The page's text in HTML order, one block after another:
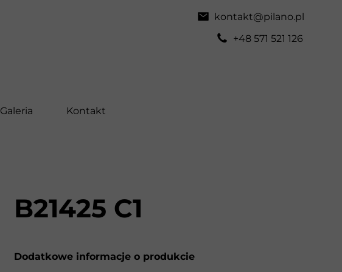
+48 571 521 126
kontakt@pilano.pl
Galeria Kontakt
Dodatkowe informacje o produkcie
B21425 C1